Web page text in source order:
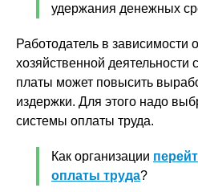
удержания денежных
Работодатель в зависимости
хозяйственной
платы может повысить
издержки. Для этого надо
системы оплаты труда.
Как организации
оплаты труда?